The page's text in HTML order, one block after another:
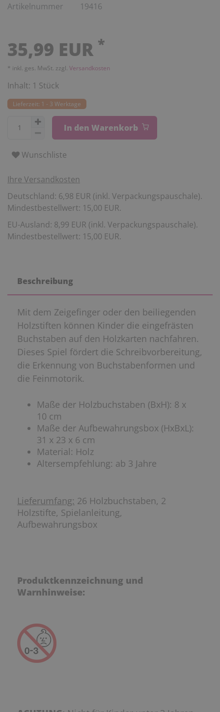
Artikelnummer 19416
35,99 EUR *
* inkl. ges. MwSt. zzgl. Versandkosten
Inhalt: 1 Stück
Lieferzeit: 1 - 3 Werktage
In den Warenkorb
Wunschliste
Ihre Versandkosten
Deutschland: 6,98 EUR (inkl. Verpackungspauschale).
Mindestbestellwert: 15,00 EUR.
EU-Ausland: 8,99 EUR (inkl. Verpackungspauschale).
Mindestbestellwert: 15,00 EUR.
Beschreibung
Mit dem Zeigefinger oder den beiliegenden
Holzstiften können Kinder die eingefrästen
Buchstaben auf den Holzkarten nachfahren.
Dieses Spiel fördert die Schreibvorbereitung,
die Erkennung von Buchstabenformen und
die Feinmotorik.
Maße der Holzbuchstaben (BxH): 8 x
10 cm
Maße der Aufbewahrungsbox (HxBxL):
31 x 23 x 6 cm
Material: Holz
Altersempfehlung: ab 3 Jahre
Lieferumfang: 26 Holzbuchstaben, 2
Holzstifte, Spielanleitung,
Aufbewahrungsbox
Produktkennzeichnung und
Warnhinweise: